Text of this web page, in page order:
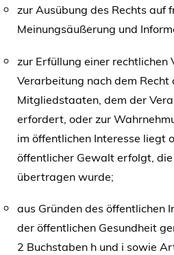
zur Ausübung des Rechts auf
Meinungsäußerung und
zur Erfüllung einer rechtlichen
Verarbeitung nach dem Recht
Mitgliedstaaten, dem der
erfordert, oder zur
im öffentlichen Interesse liegt
öffentlicher Gewalt erfolgt,
übertragen wurde;
aus Gründen des öffentlichen
der öffentlichen Gesundheit
2 Buchstaben h und i sowie